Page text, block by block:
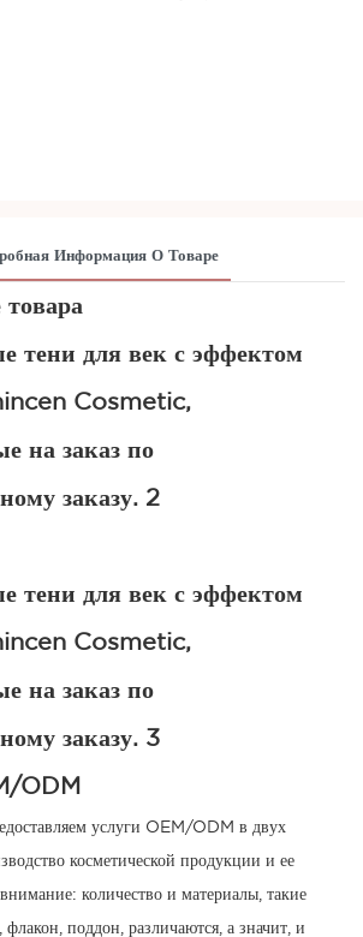
Информация О Товаре
ODM
услуги OEM/ODM в двух
косметической продукции и ее
количество и материалы, такие
поддон, различаются, а значит, и